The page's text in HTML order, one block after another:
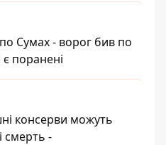
Сумах - ворог бив по
є поранені
консерви можуть
смерть -